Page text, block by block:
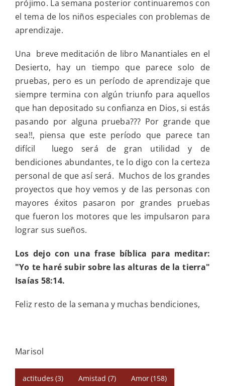
prójimo. La semana posterior continuaremos con
el tema de los niños especiales con problemas de
aprendizaje.
Una breve meditación de libro Manantiales en el
Desierto, hay un tiempo que parece solo de
pruebas, pero es un período de aprendizaje que
siempre termina con algún triunfo para aquellos
que han depositado su confianza en Dios, si estás
pasando por alguna prueba??? Por grande que
sea!!, piensa que este período que parece tan
difícil
luego será de gran utilidad y de
bendiciones abundantes, te lo digo con la certeza
personal de que así será. Muchos de los grandes
proyectos que hoy vemos y de las personas con
mayores éxitos pasaron por grandes pruebas
que fueron los motores que les impulsaron para
lograr sus sueños.
Los dejo con una frase bíblica para meditar:
"Yo te haré subir sobre las alturas de la tierra"
Isaías 58:14.
Feliz resto de la semana y muchas bendiciones,
Marisol
actitudes (3) Amistad (7) Amor(158)